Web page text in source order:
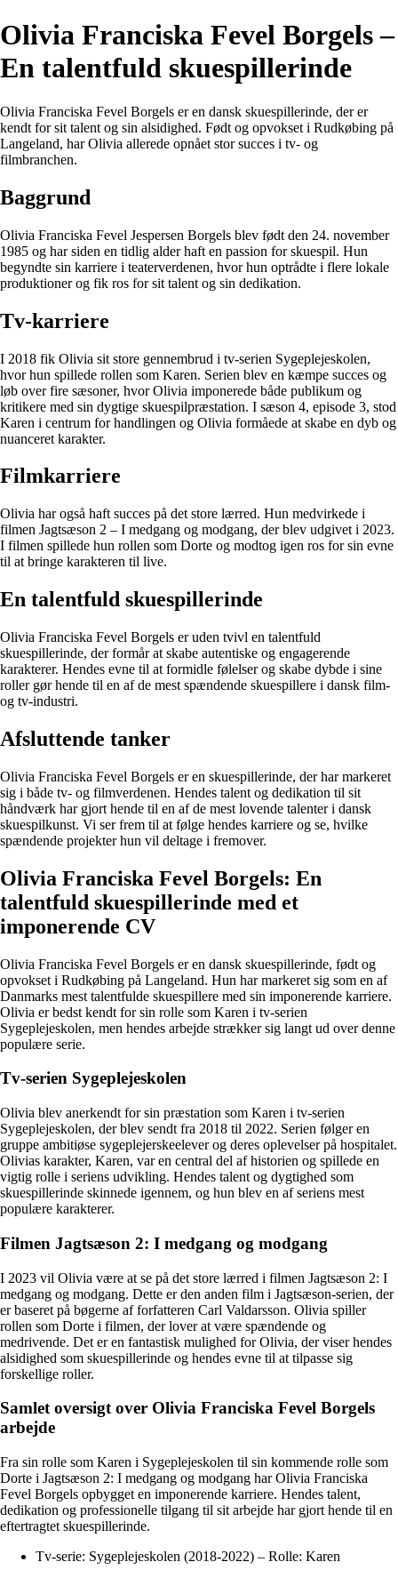
Olivia Franciska Fevel Borgels –
En talentfuld skuespillerinde
Olivia Franciska Fevel Borgels er en dansk skuespillerinde, der er
kendt for sit talent og sin alsidighed. Født og opvokset i Rudkøbing på
Langeland, har Olivia allerede opnået stor succes i tv- og
filmbranchen.
Baggrund
Olivia Franciska Fevel Jespersen Borgels blev født den 24. november
1985 og har siden en tidlig alder haft en passion for skuespil. Hun
begyndte sin karriere i teaterverdenen, hvor hun optrådte i flere lokale
produktioner og fik ros for sit talent og sin dedikation.
Tv-karriere
I 2018 fik Olivia sit store gennembrud i tv-serien Sygeplejeskolen,
hvor hun spillede rollen som Karen. Serien blev en kæmpe succes og
løb over fire sæsoner, hvor Olivia imponerede både publikum og
kritikere med sin dygtige skuespilpræstation. I sæson 4, episode 3, stod
Karen i centrum for handlingen og Olivia formåede at skabe en dyb og
nuanceret karakter.
Filmkarriere
Olivia har også haft succes på det store lærred. Hun medvirkede i
filmen Jagtsæson 2 – I medgang og modgang, der blev udgivet i 2023.
I filmen spillede hun rollen som Dorte og modtog igen ros for sin evne
til at bringe karakteren til live.
En talentfuld skuespillerinde
Olivia Franciska Fevel Borgels er uden tvivl en talentfuld
skuespillerinde, der formår at skabe autentiske og engagerende
karakterer. Hendes evne til at formidle følelser og skabe dybde i sine
roller gør hende til en af de mest spændende skuespillere i dansk film-
og tv-industri.
Afsluttende tanker
Olivia Franciska Fevel Borgels er en skuespillerinde, der har markeret
sig i både tv- og filmverdenen. Hendes talent og dedikation til sit
håndværk har gjort hende til en af de mest lovende talenter i dansk
skuespilkunst. Vi ser frem til at følge hendes karriere og se, hvilke
spændende projekter hun vil deltage i fremover.
Olivia Franciska Fevel Borgels: En
talentfuld skuespillerinde med et
imponerende CV
Olivia Franciska Fevel Borgels er en dansk skuespillerinde, født og
opvokset i Rudkøbing på Langeland. Hun har markeret sig som en af
Danmarks mest talentfulde skuespillere med sin imponerende karriere.
Olivia er bedst kendt for sin rolle som Karen i tv-serien
Sygeplejeskolen, men hendes arbejde strækker sig langt ud over denne
populære serie.
Tv-serien Sygeplejeskolen
Olivia blev anerkendt for sin præstation som Karen i tv-serien
Sygeplejeskolen, der blev sendt fra 2018 til 2022. Serien følger en
gruppe ambitiøse sygeplejerskeelever og deres oplevelser på hospitalet.
Olivias karakter, Karen, var en central del af historien og spillede en
vigtig rolle i seriens udvikling. Hendes talent og dygtighed som
skuespillerinde skinnede igennem, og hun blev en af seriens mest
populære karakterer.
Filmen Jagtsæson 2: I medgang og modgang
I 2023 vil Olivia være at se på det store lærred i filmen Jagtsæson 2: I
medgang og modgang. Dette er den anden film i Jagtsæson-serien, der
er baseret på bøgerne af forfatteren Carl Valdarsson. Olivia spiller
rollen som Dorte i filmen, der lover at være spændende og
medrivende. Det er en fantastisk mulighed for Olivia, der viser hendes
alsidighed som skuespillerinde og hendes evne til at tilpasse sig
forskellige roller.
Samlet oversigt over Olivia Franciska Fevel Borgels
arbejde
Fra sin rolle som Karen i Sygeplejeskolen til sin kommende rolle som
Dorte i Jagtsæson 2: I medgang og modgang har Olivia Franciska
Fevel Borgels opbygget en imponerende karriere. Hendes talent,
dedikation og professionelle tilgang til sit arbejde har gjort hende til en
eftertragtet skuespillerinde.
Tv-serie: Sygeplejeskolen (2018-2022) – Rolle: Karen